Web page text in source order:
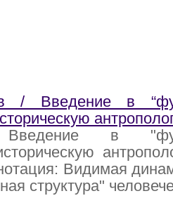
/ Введение в
в
Видимая
структура"